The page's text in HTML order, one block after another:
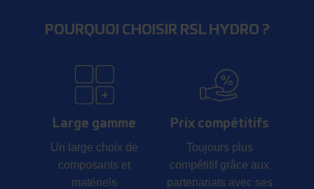
POURQUOI CHOISIR RSL HYDRO ?
Large gamme
Un large choix de
composants et
matériels
Prix compétitifs
Toujours plus
compétitif grâce aux
partenariats avec ses